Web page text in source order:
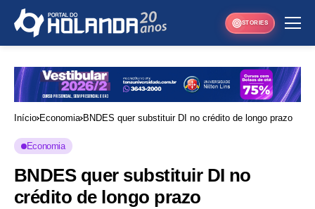
STORIES
Início Economia BNDES quer substituir DI no crédito de longo prazo
Economia
BNDES quer substituir DI no
crédito de longo prazo